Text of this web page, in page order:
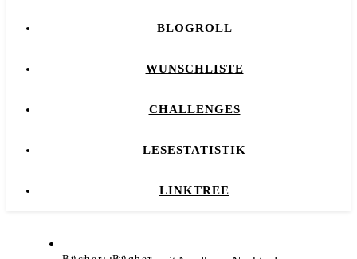
BLOGROLL
WUNSCHLISTE
CHALLENGES
LESESTATISTIK
LINKTREE